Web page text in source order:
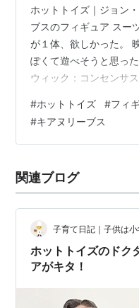
ホットトイズ｜ジョン
ブスのフィギュア スー
が１体、欲しかった。
ぽくて遊べそうと思っ
ウィック：コンセンサ
年2月発売予定が、2ヶ
付きを選んだから割引
方は予約時、１割引だ
ラ過ぎる感じがする。
の上着を脱がさ…
#ホットトイズ #フィ
#キアヌリーブス
関連ブログ
子育て日記｜子供は
ホットトイズのドク
アがキタ！